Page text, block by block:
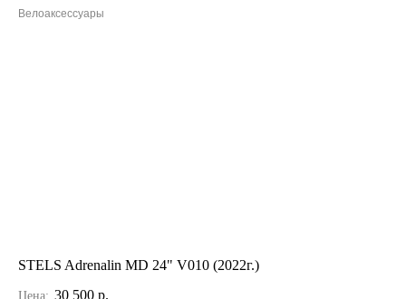
Велоаксессуары
STELS Adrenalin MD 24" V010 (2022г.)
Цена: 30 500 р.